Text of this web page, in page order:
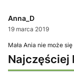
Anna_D
19 marca 2019
Mała Ania nie może
Najczęściej